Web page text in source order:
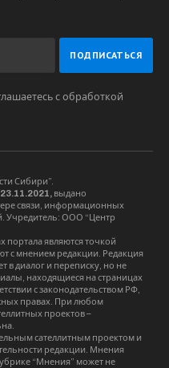
с обработкой
Сибири”.
выдано
связи, информационных
Учредитель: ООО “Центр
портала являются точкой
с мнением редакции. Редакция
в диалог и переписку, но не
находящиеся на страницах
с законодательством РФ,
правах. При любом
проектов –
сателлитным проектом и
редакции. Мнения
“Мнения” может не